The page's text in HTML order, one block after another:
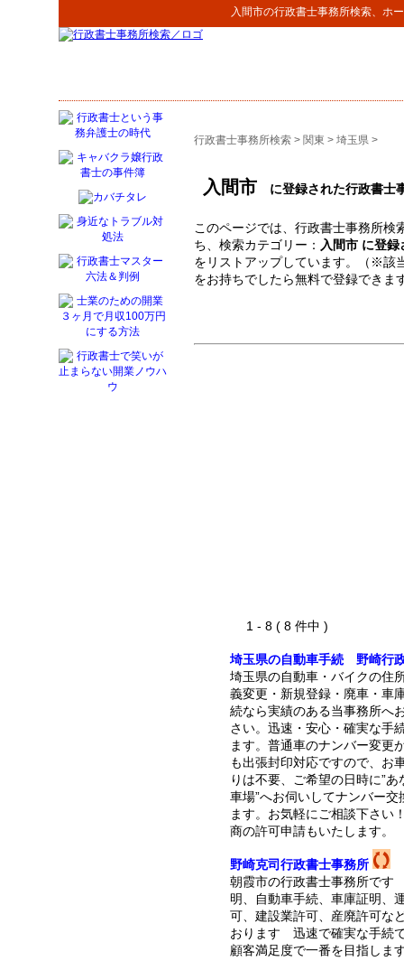
入間市の行政書士事務所検索、ホ
行政書士事務所検索 > 関東 > 埼玉県 >
入間市 に登録された行政書士
このページでは、行政書士事務所検
ち、検索カテゴリー： 入間市 に登
をリストアップしています。（※該
をお持ちでしたら無料で登録できま
1 - 8 ( 8 件中 )
埼玉県の自動車手続 野崎行
埼玉県の自動車・バイクの住
義変更・新規登録・廃車・車
続なら実績のある当事務所へ
さい。迅速・安心・確実な手
ます。普通車のナンバー変更
も出張封印対応ですので、お
りは不要、ご希望の日時に”あ
車場”へお伺いしてナンバー交
ます。お気軽にご相談下さい
商の許可申請もいたします。
野崎克司行政書士事務所
朝霞市の行政書士事務所で
明、自動車手続、車庫証明、
可、建設業許可、産廃許可な
おります 迅速で確実な手続
顧客満足度で一番を目指しま